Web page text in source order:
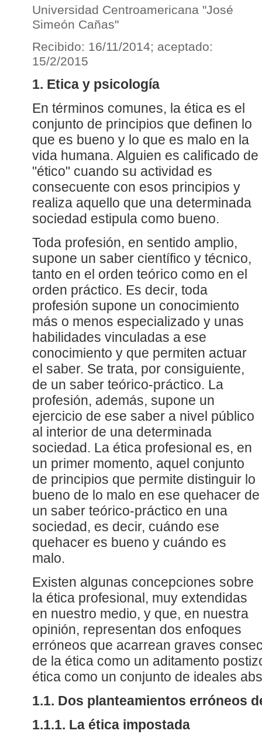
Universidad Centroamericana "José
Simeón Cañas"
Recibido: 16/11/2014; aceptado:
15/2/2015
1. Etica y psicología
En términos comunes, la ética es el
conjunto de principios que definen lo
que es bueno y lo que es malo en la
vida humana. Alguien es calificado de
"ético" cuando su actividad es
consecuente con esos principios y
realiza aquello que una determinada
sociedad estipula como bueno.
Toda profesión, en sentido amplio,
supone un saber científico y técnico,
tanto en el orden teórico como en el
orden práctico. Es decir, toda
profesión supone un conocimiento
más o menos especializado y unas
habilidades vinculadas a ese
conocimiento y que permiten actuar
el saber. Se trata, por consiguiente,
de un saber teórico-práctico. La
profesión, además, supone un
ejercicio de ese saber a nivel público
al interior de una determinada
sociedad. La ética profesional es, en
un primer momento, aquel conjunto
de principios que permite distinguir lo
bueno de lo malo en ese quehacer de
un saber teórico-práctico en una
sociedad, es decir, cuándo ese
quehacer es bueno y cuándo es
malo.
Existen algunas concepciones sobre
la ética profesional, muy extendidas
en nuestro medio, y que, en nuestra
opinión, representan dos enfoques
erróneos que acarrean graves
de la ética como un aditamento
ética como un conjunto de ideales
1.1. Dos planteamientos erróneos
1.1.1. La ética impostada